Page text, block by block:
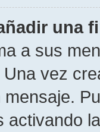
una
a sus
vez
activando